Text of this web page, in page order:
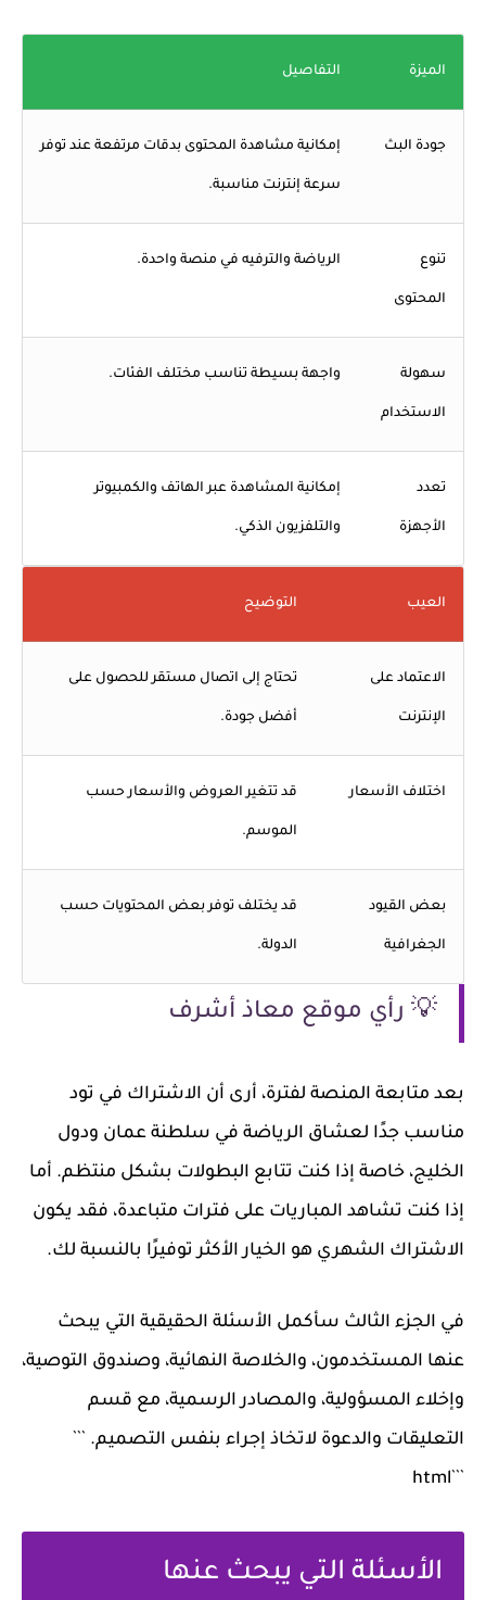
الميزة التفاصيل
جودة البث إمكانية مشاهدة المحتوى بدقات مرتفعة عند توفر
سرعة إنترنت مناسبة.
تنوع
المحتوى
الرياضة والترفيه في منصة واحدة.
سهولة
الاستخدام
واجهة بسيطة تناسب مختلف الفئات.
تعدد
الأجهزة
إمكانية المشاهدة عبر الهاتف والكمبيوتر
والتلفزيون الذكي.
العيب التوضيح
الاعتماد على
الإنترنت
تحتاج إلى اتصال مستقر للحصول على
أفضل جودة.
اختلاف الأسعار قد تتغير العروض والأسعار حسب
الموسم.
بعض القيود
الجغرافية
قد يختلف توفر بعض المحتويات حسب
الدولة.
💡 رأي موقع معاذ أشرف
بعد متابعة المنصة لفترة، أرى أن الاشتراك في تود
مناسب جدًا لعشاق الرياضة في سلطنة عمان ودول
الخليج، خاصة إذا كنت تتابع البطولات بشكل منتظم. أما
إذا كنت تشاهد المباريات على فترات متباعدة، فقد يكون
الاشتراك الشهري هو الخيار الأكثر توفيرًا بالنسبة لك.
في الجزء الثالث سأكمل الأسئلة الحقيقية التي يبحث
عنها المستخدمون، والخلاصة النهائية، وصندوق التوصية،
وإخلاء المسؤولية، والمصادر الرسمية، مع قسم
التعليقات والدعوة لاتخاذ إجراء بنفس التصميم. ```
```html
الأسئلة التي يبحث عنها